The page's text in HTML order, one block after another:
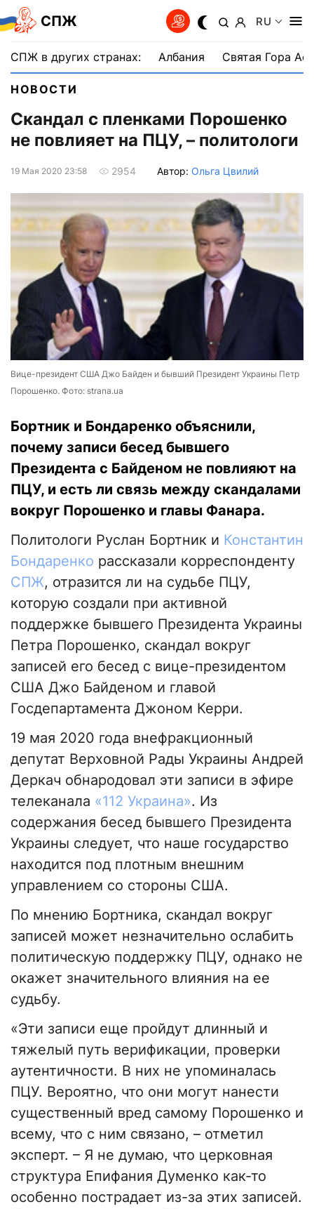
СПЖ RU
СПЖ в других странах: Албания Святая Гора
НОВОСТИ
Скандал с пленками Порошенко
не повлияет на ПЦУ, – политологи
19 Мая 2020 23:58 2954 Автор: Ольга Цвилий
Вице-президент США Джо Байден и бывший Президент Украины Петр
Порошенко. Фото: strana.ua
Бортник и Бондаренко объяснили,
почему записи бесед бывшего
Президента с Байденом не повлияют на
ПЦУ, и есть ли связь между скандалами
вокруг Порошенко и главы Фанара.
Политологи Руслан Бортник и Константин
Бондаренко рассказали корреспонденту
СПЖ, отразится ли на судьбе ПЦУ,
которую создали при активной
поддержке бывшего Президента Украины
Петра Порошенко, скандал вокруг
записей его бесед с вице-президентом
США Джо Байденом и главой
Госдепартамента Джоном Керри.
19 мая 2020 года внефракционный
депутат Верховной Рады Украины Андрей
Деркач обнародовал эти записи в эфире
телеканала «112 Украина». Из
содержания бесед бывшего Президента
Украины следует, что наше государство
находится под плотным внешним
управлением со стороны США.
По мнению Бортника, скандал вокруг
записей может незначительно ослабить
политическую поддержку ПЦУ, однако не
окажет значительного влияния на ее
судьбу.
«Эти записи еще пройдут длинный и
тяжелый путь верификации, проверки
аутентичности. В них не упоминалась
ПЦУ. Вероятно, что они могут нанести
существенный вред самому Порошенко и
всему, что с ним связано, – отметил
эксперт. – Я не думаю, что церковная
структура Епифания Думенко как-то
особенно пострадает из-за этих записей.